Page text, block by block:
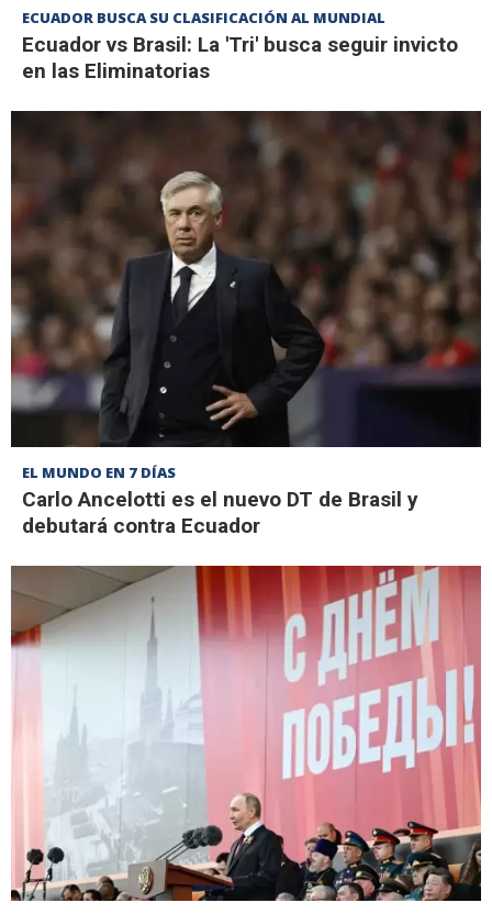
ECUADOR BUSCA SU CLASIFICACIÓN AL MUNDIAL
Ecuador vs Brasil: La 'Tri' busca seguir invicto
en las Eliminatorias
EL MUNDO EN 7 DÍAS
Carlo Ancelotti es el nuevo DT de Brasil y
debutará contra Ecuador